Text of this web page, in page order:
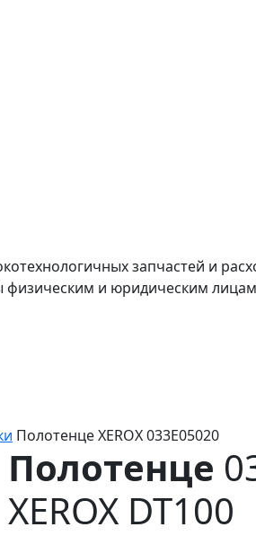
запчастей и
физическим и юридическим
Полотенце XEROX 033E05020
Полотенце
XEROX DT100